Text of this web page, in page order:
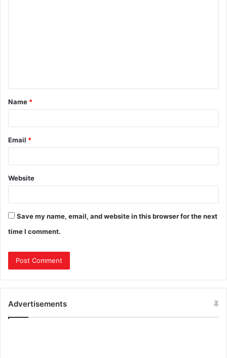
Name *
Email *
Website
Save my name, email, and website in this browser for the next
time I comment.
Advertisements